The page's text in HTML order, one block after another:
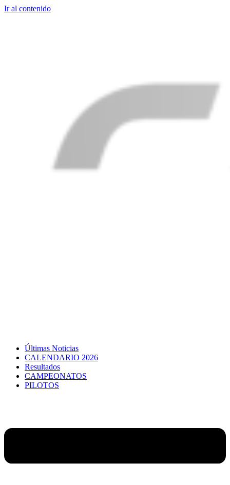
Ir al contenido
Últimas Noticias
CALENDARIO 2026
Resultados
CAMPEONATOS
PILOTOS